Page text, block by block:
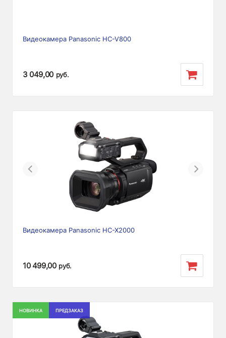
Видеокамера Panasonic HC-V800
3 049,00 руб.
Previous Next
Видеокамера Panasonic HC-X2000
10 499,00 руб.
НОВИНКА ПРЕДЗАКАЗ